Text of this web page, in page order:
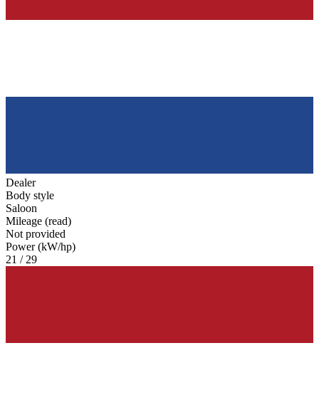
Dealer
Body style
Saloon
Mileage (read)
Not provided
Power (kW/hp)
21 / 29